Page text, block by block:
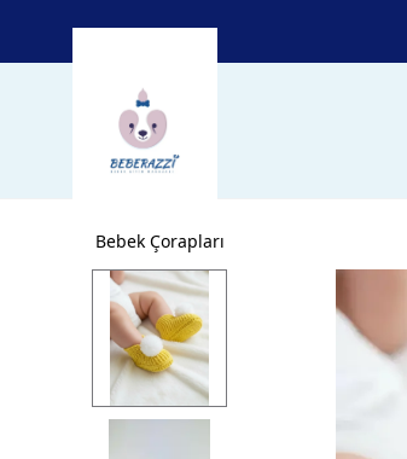
Bebek Çorapları